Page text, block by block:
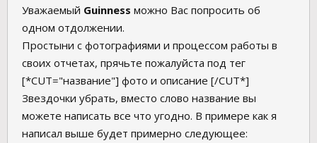
Уважаемый Guinness можно Вас попросить об
одном отдолжении.
Простыни с фотографиями и процессом работы в
своих отчетах, прячьте пожалуйста под тег
[*CUT="название"] фото и описание [/CUT*]
Звездочки убрать, вместо слово название вы
можете написать все что угодно. В примере как я
написал выше будет примерно следующее: